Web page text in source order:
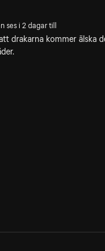
ses i 2 dagar till
drakarna kommer älska